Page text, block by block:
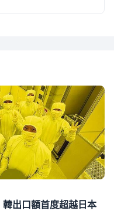
出口額首度超越日本